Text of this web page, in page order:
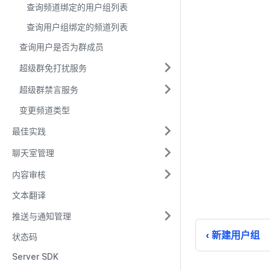
查询频道绑定的用户组列表
查询用户组绑定的频道列表
查询用户是否为群成员
超级群免打扰服务
超级群禁言服务
变更频道类型
最佳实践
聊天室管理
内容审核
文本翻译
推送与通知管理
状态码
Server SDK
新建用户组